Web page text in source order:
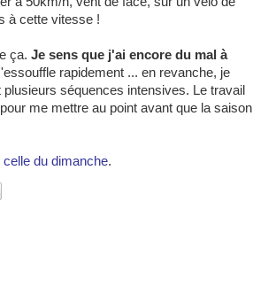
à cette vitesse !
ça. Je sens que j'ai encore du mal à
rapidement ... en revanche, je
séquences intensives. Le travail
me mettre au point avant que la saison
celle du dimanche.